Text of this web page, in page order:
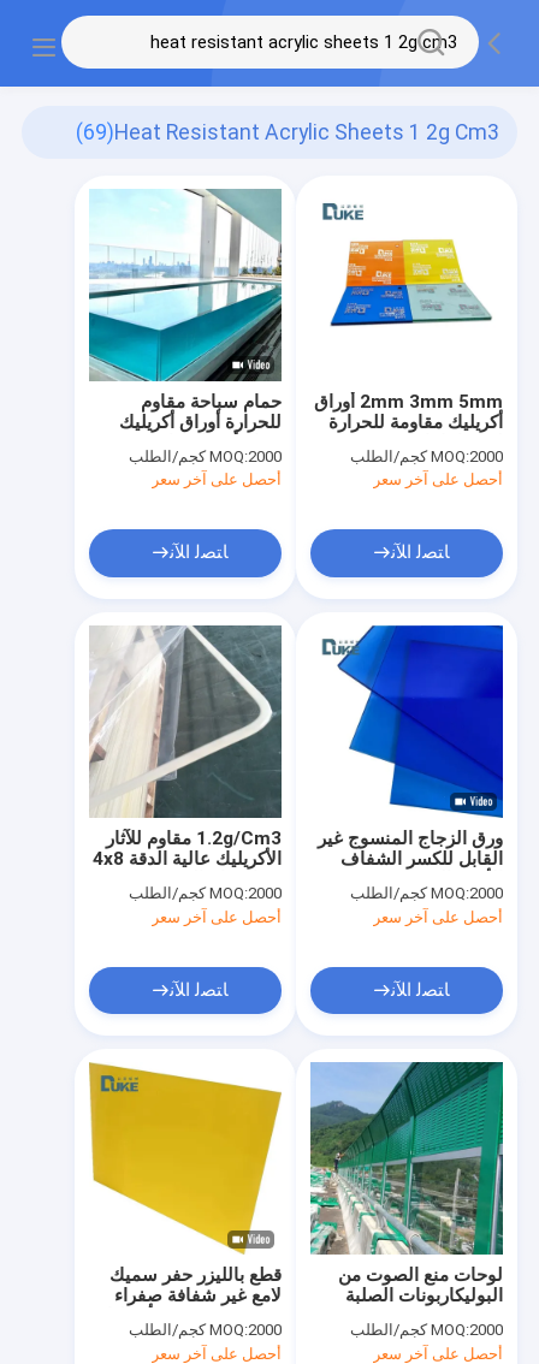
Heat Resistant Acrylic Sheets 1 2g Cm3
(69)
حمام سباحة مقاوم
للحرارة أوراق أكريليك
/ Cm3
MOQ:2000 كجم/الطلب
أحصل على آخر سعر
ﺎﺘﺼﻟ ﺍﻶﻧ
2mm 3mm 5mm أوراق
أكريليك مقاومة للحرارة
MOQ:2000 كجم/الطلب
أحصل على آخر سعر
ﺎﺘﺼﻟ ﺍﻶﻧ
1.2g/Cm3 مقاوم للآثار
الأكريليك عالية الدقة 4x8
MOQ:2000 كجم/الطلب
أحصل على آخر سعر
ﺎﺘﺼﻟ ﺍﻶﻧ
ورق الزجاج المنسوج غير
القابل للكسر الشفاف
MOQ:2000 كجم/الطلب
أحصل على آخر سعر
ﺎﺘﺼﻟ ﺍﻶﻧ
قطع بالليزر حفر سميك
لامع غير شفافة صفراء
لوسيت مخصصة
MOQ:2000 كجم/الطلب
أحصل على آخر سعر
لوحات منع الصوت من
البوليكاربونات الصلبة
MOQ:2000 كجم/الطلب
أحصل على آخر سعر